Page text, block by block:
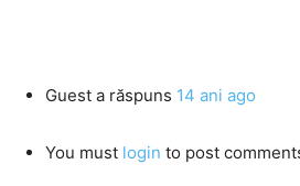
Guest a răspuns 14 ani ago
You must login to post